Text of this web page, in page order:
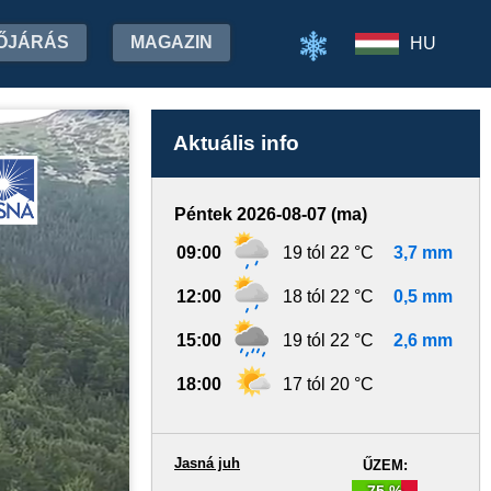
MAGAZIN HU
Aktuális info
Péntek 2026-08-07 (ma)
09:00 19 tól 22 °C 3,7 mm
12:00 18 tól 22 °C 0,5 mm
15:00 19 tól 22 °C 2,6 mm
18:00 17 tól 20 °C
ŰZEM:
Jasná juh